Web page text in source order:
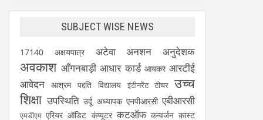
SUBJECT WISE NEWS
17140 अक्षयपात्र अटेवा अनशन अनुदेशक
अवकाश आँगनबाड़ी आधार कार्ड आयकर आरटीई
आवेदन आश्रम पद्दति विद्यालय इंटीनरेंट टीचर उच्च
शिक्षा उपस्थिति उर्दू अध्यापक एनपीआरसी एबीआरसी
एमडीएम एरियर ऑडिट कंप्यूटर कटऑफ कन्वर्जन कास्ट